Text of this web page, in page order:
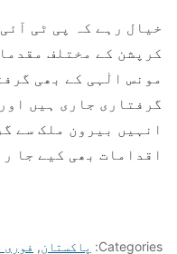
خیال رہے کہ پی ٹی
کرپشن کے مختلف
مونس الٰہی کے بھی
گرفتاری جاری ہیں
انہیں بیرون ملک سے
اقدامات بھی کیے جا
Categories: پاکستان, فوری